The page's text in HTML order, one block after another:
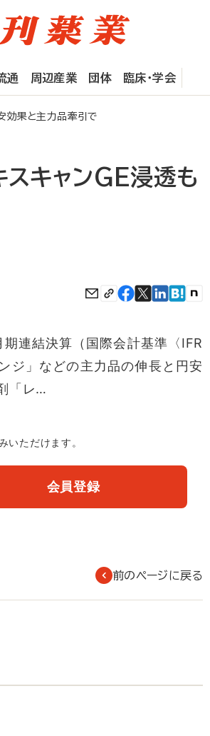
通 周辺産業 団体 臨床・学会
効果と主力品牽引で
スキャンGE浸透も
連結決算（国際会計基準〈IFR
ジ」などの主力品の伸長と円安
「レ…
いただけます。
会員登録
前のページに戻る